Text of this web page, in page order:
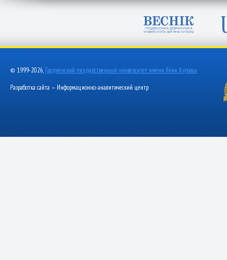
© 1999-2026, Гродненский государственный университет имени Янки Купалы
Разработка сайта — Информационно-аналитический центр